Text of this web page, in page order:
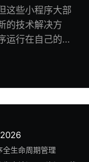
这些小程序大部
的技术解决方
运行在自己的
口都比较成
写一些界面，但
期很难原样搬过
全生命周期管理